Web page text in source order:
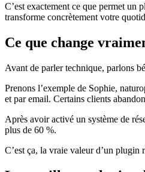
C’est exactement ce que permet un
transforme concrètement votre
Ce que change
Avant de parler technique, parlons
Prenons l’exemple de Sophie,
et par email. Certains clients
Après avoir activé un système de
plus de 60 %.
C’est ça, la vraie valeur d’un plugin